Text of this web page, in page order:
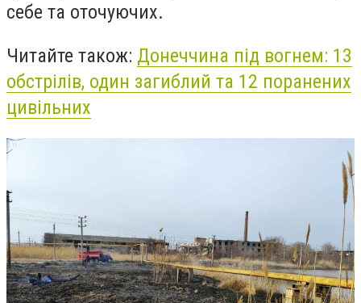
себе та оточуючих.
Читайте також: Донеччина під вогнем: 13
обстрілів, один загиблий та 12 поранених
цивільних